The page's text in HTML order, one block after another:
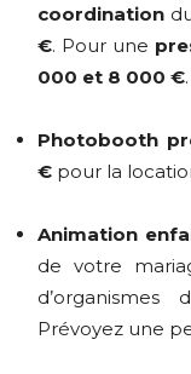
coordination
€. Pour une
000 et 8 000 €.
Photobooth
€ pour la
Animation
de votre
d’organismes
Prévoyez une